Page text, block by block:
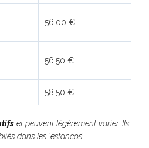
56,00 €
56,50 €
58,50 €
et peuvent légèrement varier. Ils
dans les ‘estancos’.